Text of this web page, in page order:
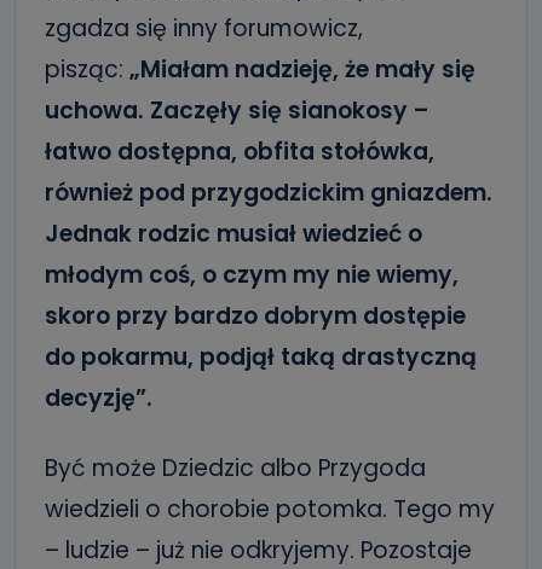
zgadza się inny forumowicz,
pisząc: „Miałam nadzieję, że mały się
uchowa. Zaczęły się sianokosy –
łatwo dostępna, obfita stołówka,
również pod przygodzickim gniazdem.
Jednak rodzic musiał wiedzieć o
młodym coś, o czym my nie wiemy,
skoro przy bardzo dobrym dostępie
do pokarmu, podjął taką drastyczną
decyzję”.
Być może Dziedzic albo Przygoda
wiedzieli o chorobie potomka. Tego my
– ludzie – już nie odkryjemy. Pozostaje